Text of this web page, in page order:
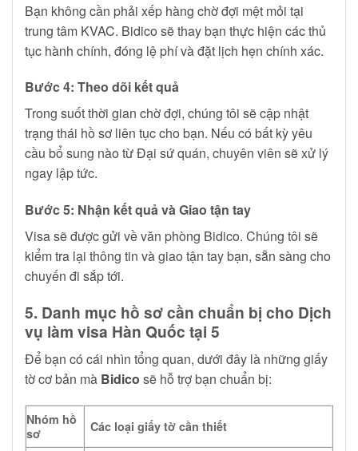
Bạn không cần phải xếp hàng chờ đợi mệt mỏi tại
trung tâm KVAC. Bidico sẽ thay bạn thực hiện các thủ
tục hành chính, đóng lệ phí và đặt lịch hẹn chính xác.
Bước 4: Theo dõi kết quả
Trong suốt thời gian chờ đợi, chúng tôi sẽ cập nhật
trạng thái hồ sơ liên tục cho bạn. Nếu có bất kỳ yêu
cầu bổ sung nào từ Đại sứ quán, chuyên viên sẽ xử lý
ngay lập tức.
Bước 5: Nhận kết quả và Giao tận tay
Visa sẽ được gửi về văn phòng Bidico. Chúng tôi sẽ
kiểm tra lại thông tin và giao tận tay bạn, sẵn sàng cho
chuyến đi sắp tới.
5. Danh mục hồ sơ cần chuẩn bị cho Dịch
vụ làm visa Hàn Quốc tại 5
Để bạn có cái nhìn tổng quan, dưới đây là những giấy
tờ cơ bản mà Bidico sẽ hỗ trợ bạn chuẩn bị:
Nhóm hồ
sơ
Các loại giấy tờ cần thiết